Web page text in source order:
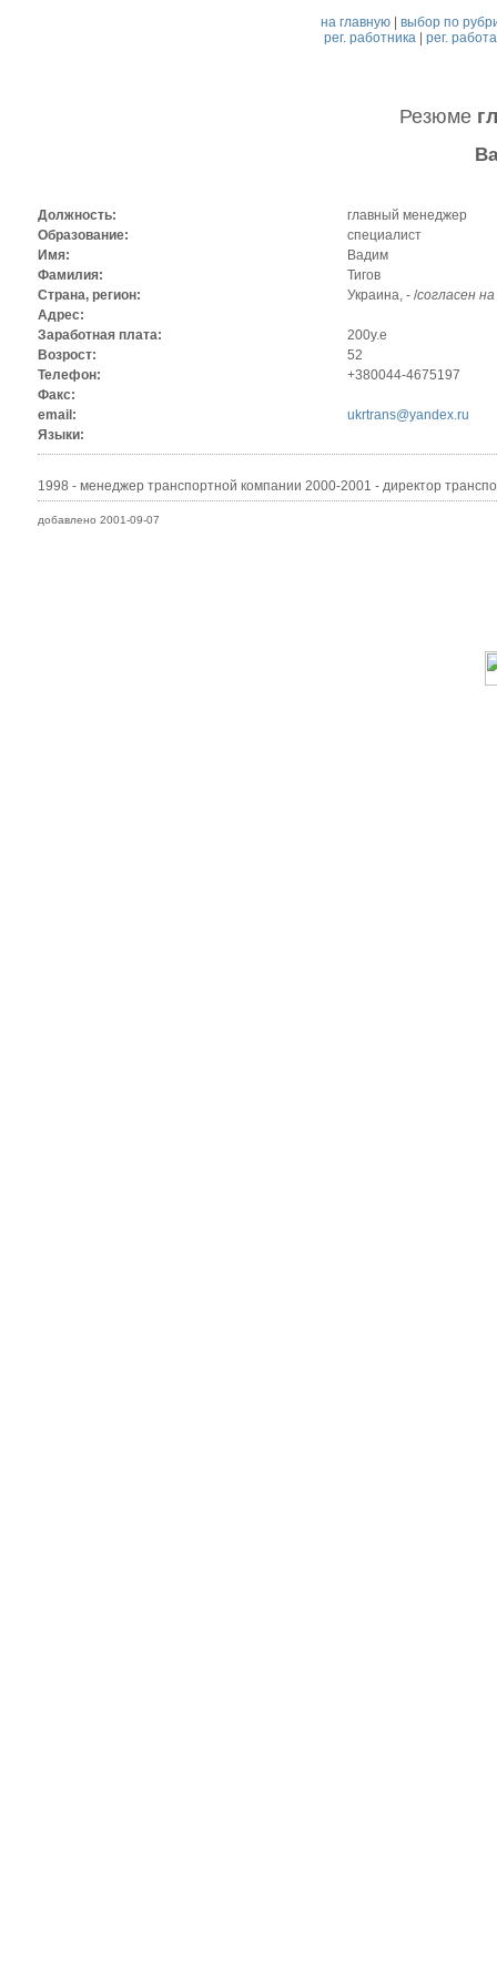
на главную |выбор по
рег. работника| рег.
Резюме
Должность:
главный менеджер
Образование:
специалист
Имя:
Вадим
Фамилия:
Тигов
Страна, регион:
Украина, - /согласен
Адрес:
Заработная плата:
200у.е
Возрост:
52
Телефон:
+380044-4675197
Факс:
email:
ukrtrans@yandex.ru
Языки:
1998 - менеджер транспортной компании 2000-2001 - директор
добавлено 2001-09-07